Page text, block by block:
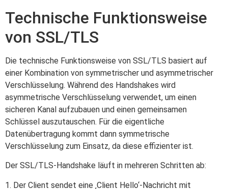
Technische Funktionsweise
von SSL/TLS
Die technische Funktionsweise von SSL/TLS basiert auf
einer Kombination von symmetrischer und asymmetrischer
Verschlüsselung. Während des Handshakes wird
asymmetrische Verschlüsselung verwendet, um einen
sicheren Kanal aufzubauen und einen gemeinsamen
Schlüssel auszutauschen. Für die eigentliche
Datenübertragung kommt dann symmetrische
Verschlüsselung zum Einsatz, da diese effizienter ist.
Der SSL/TLS-Handshake läuft in mehreren Schritten ab:
1. Der Client sendet eine ‚Client Hello‘-Nachricht mit